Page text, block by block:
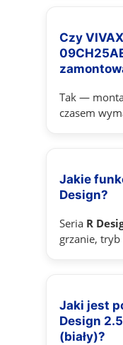
Czy
Tak —
czasem
Jakie
Design?
Seria R
grzanie, tryb
Jaki jest
Design
(biały)?